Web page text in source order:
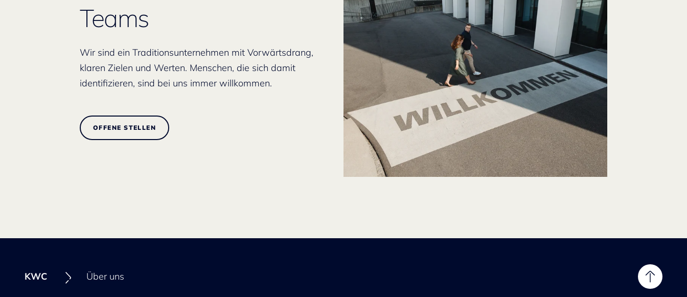
Teams
Wir sind ein Traditionsunternehmen mit Vorwärtsdrang,
klaren Zielen und Werten. Menschen, die sich damit
identifizieren, sind bei uns immer willkommen.
OFFENE STELLEN
KWC Über uns